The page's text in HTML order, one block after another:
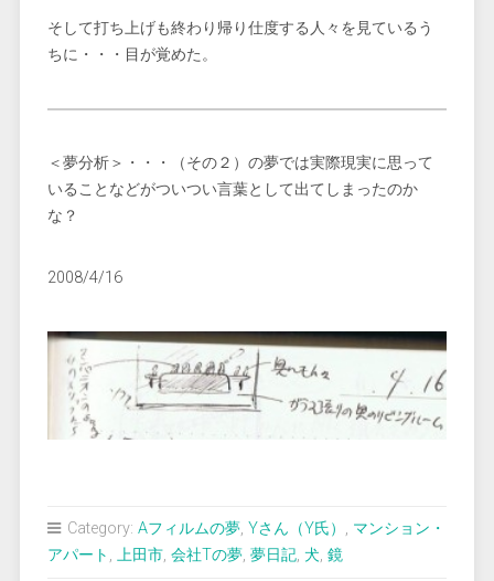
そして打ち上げも終わり帰り仕度する人々を見ているう
ちに・・・目が覚めた。
＜夢分析＞・・・（その２）の夢では実際現実に思って
いることなどがついつい言葉として出てしまったのか
な？
2008/4/16
Category: Aフィルムの夢, Yさん（Y氏） , マンション・
アパート , 上田市, 会社Tの夢, 夢日記, 犬, 鏡